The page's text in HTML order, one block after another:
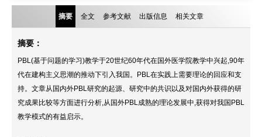
摘要 全文 参考文献 出版信息 相关文章
摘要：
PBL(基于问题的学习)教学于20世纪60年代在国外医学院教学中兴起,90年
代在建构主义思潮的推动下引入我国。PBL在实践上需要理论的回应和支
持。文章从国内外PBL研究的起源、研究中的共识以及对国内外获得的研
究成果比较等方面进行分析,从国外PBL成熟的理论发展中,获得对我国PBL
教学模式的有益启示。